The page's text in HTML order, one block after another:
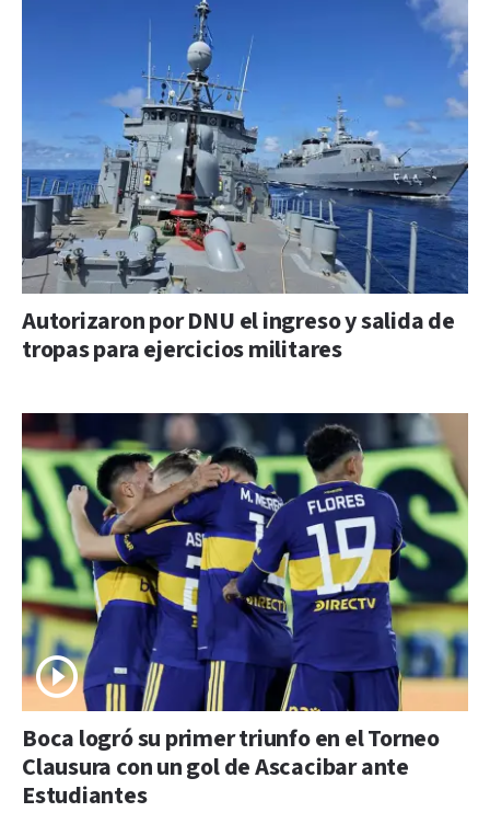
Autorizaron por DNU el ingreso y salida de
tropas para ejercicios militares
Boca logró su primer triunfo en el Torneo
Clausura con un gol de Ascacibar ante
Estudiantes